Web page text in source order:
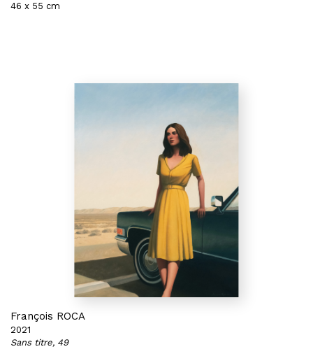
46 x 55 cm
François ROCA
2021
Sans titre, 49